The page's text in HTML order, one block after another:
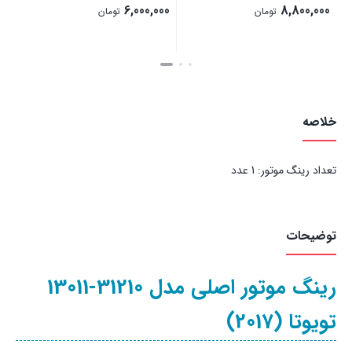
8,800,000 تومان 6,000,000 تومان
خلاصه
تعداد رینگ موتور: 1 عدد
توضیحات
رینگ موتور اصلی مدل 31210-13011
تویوتا (2017)